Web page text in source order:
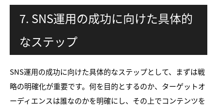
7. SNS運用の成功に向けた具体的
なステップ
SNS運用の成功に向けた具体的なステップとして、まずは戦
略の明確化が重要です。何を目的とするのか、ターゲットオ
ーディエンスは誰なのかを明確にし、その上でコンテンツを